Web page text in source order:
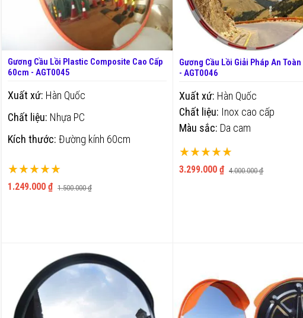
Gương Cầu Lồi Plastic Composite Cao Cấp
60cm - AGT0045
Xếp hạng:
100%
1.249.000 ₫ 1.500.000 ₫
Xuất xứ: Hàn Quốc
Chất liệu: Nhựa PC
Kích thước: Đường kính 60cm
Gương Cầu Lồi Giải Pháp An
- AGT0046
Xếp hạng:
100%
3.299.000 ₫ 4.000.000 ₫
Xuất xứ: Hàn Quốc
Chất liệu: Inox cao cấp
Màu sắc: Da cam